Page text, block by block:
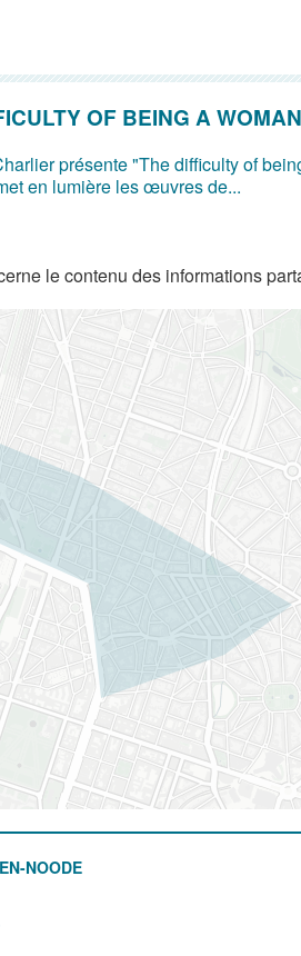
OF BEING A
présente "The difficulty of
en lumière les œuvres de...
le contenu des informations
NOODE